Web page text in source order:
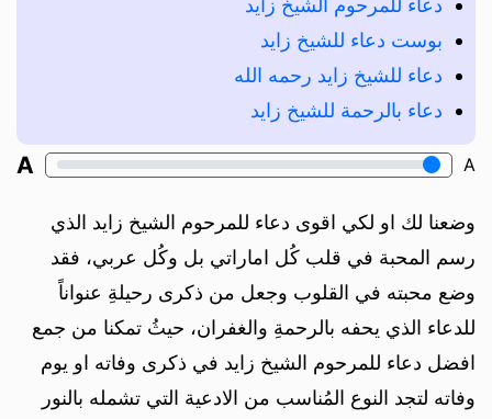
دعاء للمرحوم الشيخ زايد
بوست دعاء للشيخ زايد
دعاء للشيخ زايد رحمه الله
دعاء بالرحمة للشيخ زايد
A
A
وضعنا لك او لكي اقوى دعاء للمرحوم الشيخ زايد الذي
رسم المحبة في قلب كُل اماراتي بل وكُل عربي، فقد
وضع محبته في القلوب وجعل من ذكرى رحيلةِ عنواناً
للدعاء الذي يحفه بالرحمةِ والغفران، حيثُ تمكنا من جمع
افضل دعاء للمرحوم الشيخ زايد في ذكرى وفاته او يوم
وفاته لتجد النوع المُناسب من الادعية التي تشمله بالنور